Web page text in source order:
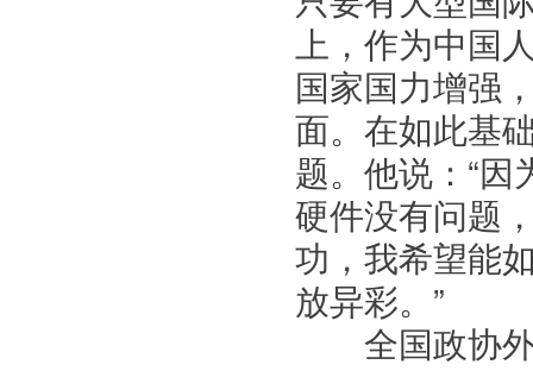
上，作为中国
国家国力增强
面。在如此基
题。他说：“
硬件没有问题
功，我希望能
放异彩。”
全国政协外